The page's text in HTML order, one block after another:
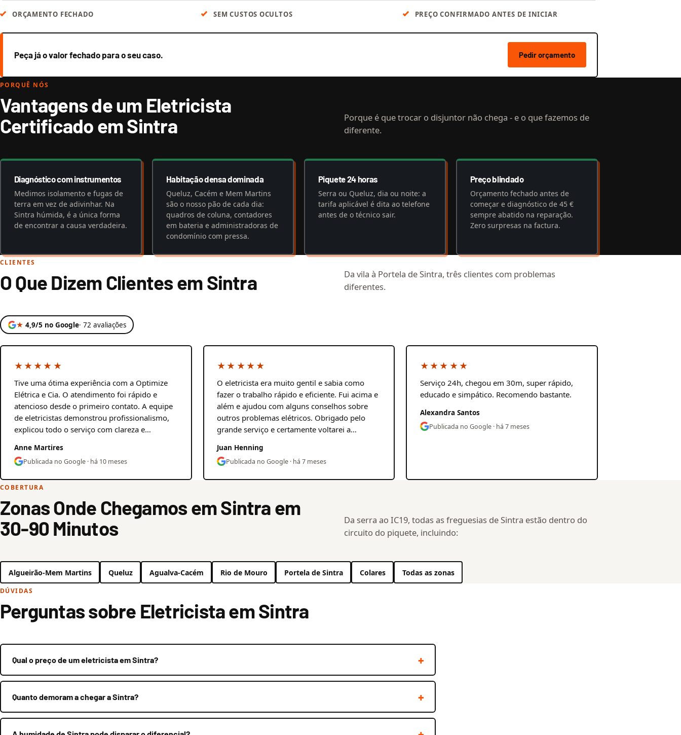
ORÇAMENTO FECHADO SEM CUSTOS OCULTOS PREÇO CONFIRMADO ANTES DE INICIAR
Peça já o valor fechado para o seu caso. Pedir orçamento
PORQUÊ NÓS
Vantagens de um Eletricista
Certificado em Sintra
Porque é que trocar o disjuntor não chega - e o que fazemos de
diferente.
Diagnóstico com instrumentos
Medimos isolamento e fugas de
terra em vez de adivinhar. Na
Sintra húmida, é a única forma
de encontrar a causa verdadeira.
Habitação densa dominada
Queluz, Cacém e Mem Martins
são o nosso pão de cada dia:
quadros de coluna, contadores
em bateria e administradoras de
condomínio com pressa.
Piquete 24 horas
Serra ou Queluz, dia ou noite: a
tarifa aplicável é dita ao telefone
antes de o técnico sair.
Preço blindado
Orçamento fechado antes de
começar e diagnóstico de 45 €
sempre abatido na reparação.
Zero surpresas na factura.
CLIENTES
O Que Dizem Clientes em Sintra
Da vila à Portela de Sintra, três clientes com problemas
diferentes.
★ 4,9/5 no Google· 72 avaliações
★★★★★
Tive uma ótima experiência com a Optimize
Elétrica e Cia. O atendimento foi rápido e
atencioso desde o primeiro contato. A equipe
de eletricistas demonstrou profissionalismo,
explicou todo o serviço com clareza e…
Anne Martires
Publicada no Google · há 10 meses
★★★★★
O eletricista era muito gentil e sabia como
fazer o trabalho rápido e eficiente. Fui acima e
além e ajudou com alguns conselhos sobre
outros problemas elétricos. Obrigado pelo
grande serviço e certamente voltarei a…
Juan Henning
Publicada no Google · há 7 meses
★★★★★
Serviço 24h, chegou em 30m, super rápido,
educado e simpático. Recomendo bastante.
Alexandra Santos
Publicada no Google · há 7 meses
COBERTURA
Zonas Onde Chegamos em Sintra em
30-90 Minutos
Da serra ao IC19, todas as freguesias de Sintra estão dentro do
circuito do piquete, incluindo:
Algueirão-Mem Martins Queluz Agualva-Cacém Rio de Mouro Portela de Sintra Colares Todas as zonas
DÚVIDAS
Perguntas sobre Eletricista em Sintra
Qual o preço de um eletricista em Sintra?
Quanto demoram a chegar a Sintra?